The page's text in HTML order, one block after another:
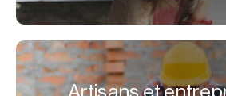
Artisans et